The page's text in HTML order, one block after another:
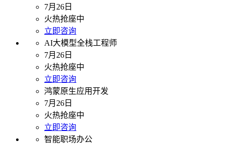
7月26日
火热抢座中
立即咨询
AI大模型全栈工程师
7月26日
火热抢座中
立即咨询
鸿蒙原生应用开发
7月26日
火热抢座中
立即咨询
智能职场办公